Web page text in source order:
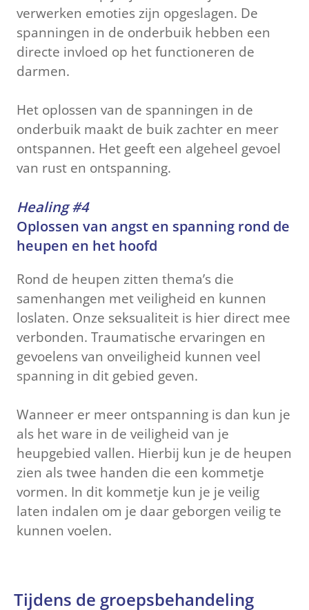
verwerken emoties zijn opgeslagen. De
spanningen in de onderbuik hebben een
directe invloed op het functioneren de
darmen.
Het oplossen van de spanningen in de
onderbuik maakt de buik zachter en meer
ontspannen. Het geeft een algeheel gevoel
van rust en ontspanning.
Healing #4
Oplossen van angst en spanning rond de
heupen en het hoofd
Rond de heupen zitten thema’s die
samenhangen met veiligheid en kunnen
loslaten. Onze seksualiteit is hier direct mee
verbonden. Traumatische ervaringen en
gevoelens van onveiligheid kunnen veel
spanning in dit gebied geven.
Wanneer er meer ontspanning is dan kun je
als het ware in de veiligheid van je
heupgebied vallen. Hierbij kun je de heupen
zien als twee handen die een kommetje
vormen. In dit kommetje kun je je veilig
laten indalen om je daar geborgen veilig te
kunnen voelen.
Tijdens de groepsbehandeling